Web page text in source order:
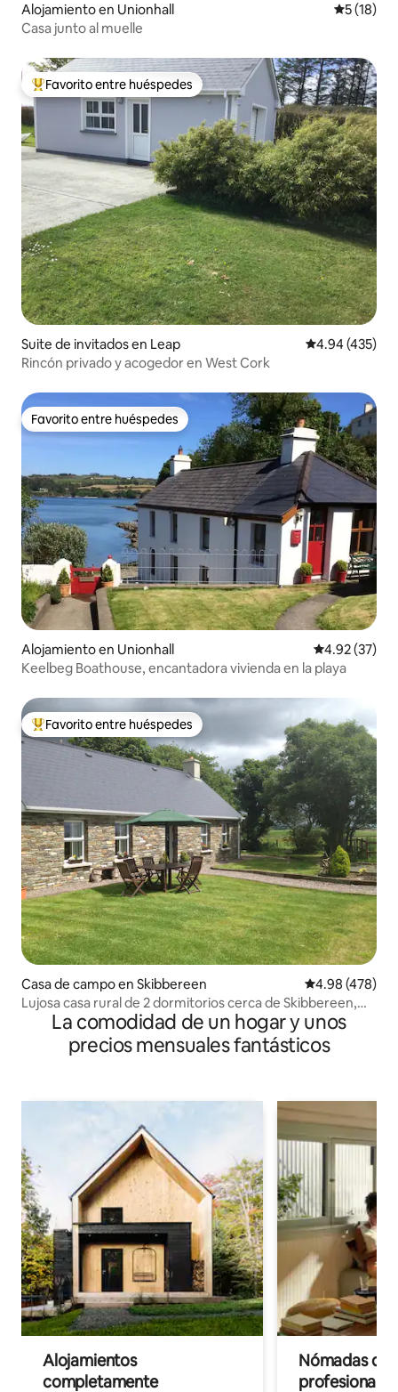
Alojamiento en Unionhall
5 (18)
Casa junto al muelle
Favorito entre huéspedes preferido
Favorito entre huéspedes
Suite de invitados en Leap Calificación
4.94 (435)
Rincón privado y acogedor en West Cork
Favorito entre huéspedes
Favorito entre huéspedes
Alojamiento en Unionhall Calificación
4.92 (37)
Keelbeg Boathouse, encantadora vivienda en la playa
Favorito entre huéspedes preferido
Favorito entre huéspedes
Casa de campo en Skibbereen Calificación
4.98 (478)
Lujosa casa rural de 2 dormitorios cerca de Skibbereen,
West Cork
La comodidad de un hogar y unos
precios mensuales fantásticos
Alojamientos
completamente
Nómadas